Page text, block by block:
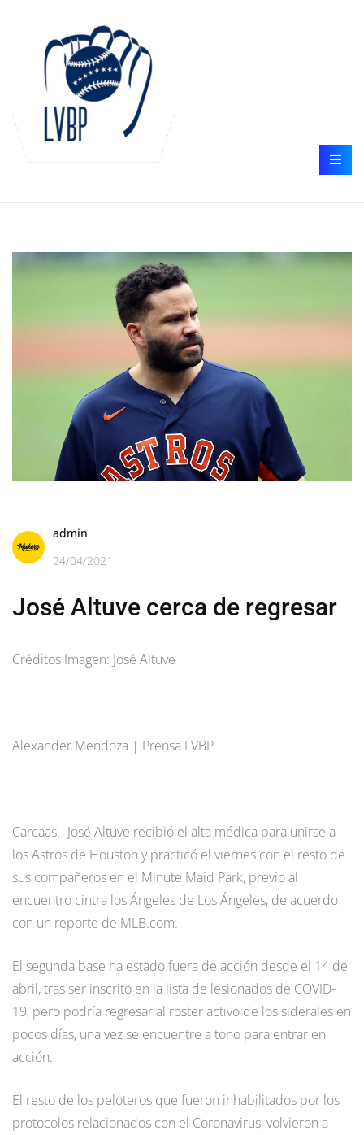
admin
24/04/2021
José Altuve cerca de regresar
Créditos Imagen: José Altuve
Alexander Mendoza | Prensa LVBP
Carcaas.- José Altuve recibió el alta médica para unirse a
los Astros de Houston y practicó el viernes con el resto de
sus compañeros en el Minute Maid Park, previo al
encuentro cintra los Ángeles de Los Ángeles, de acuerdo
con un reporte de MLB.com.
El segunda base ha estado fuera de acción desde el 14 de
abril, tras ser inscrito en la lista de lesionados de COVID-
19, pero podría regresar al roster activo de los siderales en
pocos días, una vez se encuentre a tono para entrar en
acción.
El resto de los peloteros que fueron inhabilitados por los
protocolos relacionados con el Coronavirus, volvieron a